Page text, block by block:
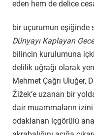
eden hem de delice
bir uçurumun eşiğinde
Dünyayı Kaplayan
bilincin kurulumuna
delilik uğrağı olarak
Mehmet Çağrı Uluğer,
Žižek’e uzanan bir
dair muammaların izini
odaklanan içgörülü